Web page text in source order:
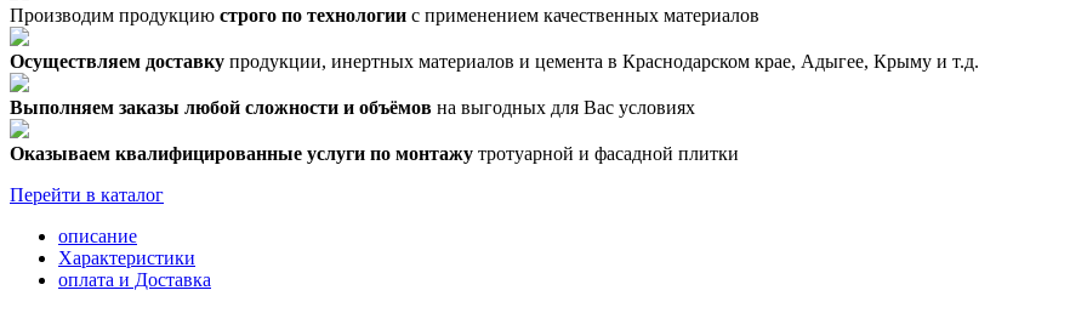
Производим продукцию строго по технологии с применением качественных материалов
Осуществляем доставку продукции, инертных материалов и цемента в Краснодарском крае, Адыгее, Крыму и т.д.
Выполняем заказы любой сложности и объёмов на выгодных для Вас условиях
Оказываем квалифицированные услуги по монтажу тротуарной и фасадной плитки
Перейти в каталог
описание
Характеристики
оплата и Доставка